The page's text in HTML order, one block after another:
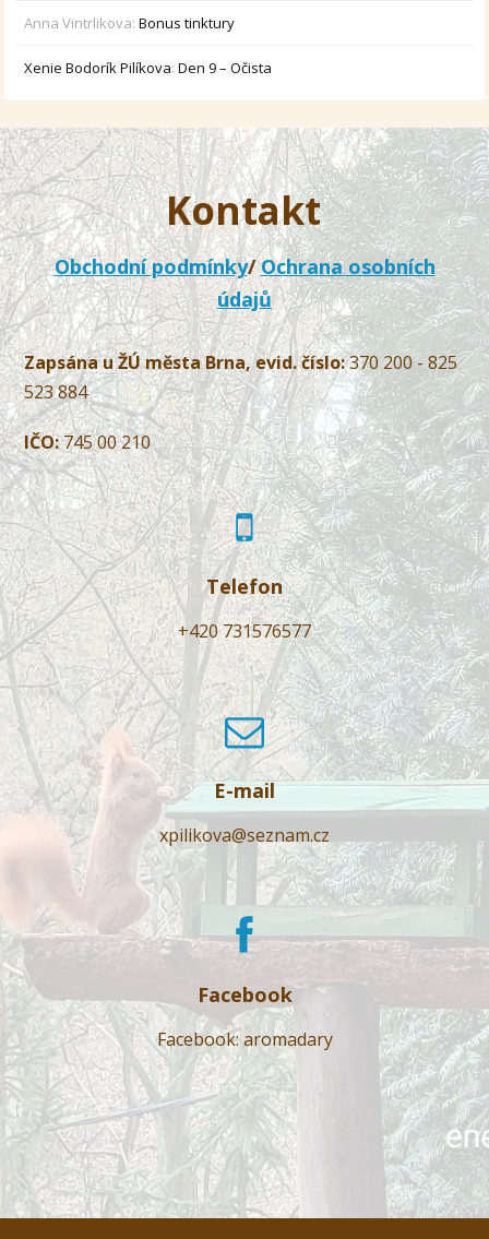
Anna Vintrlikova:Bonus tinktury
Xenie Bodorík Pilíkova:Den 9 – Očista
Kontakt
Obchodní podmínky/Ochrana osobních
údajů
Zapsána u ŽÚ města Brna, evid. číslo:370 200 - 825
523 884
IČO:745 00 210
Telefon
+420 731576577
E-mail
xpilikova@seznam.cz
Facebook
Facebook: aromadary